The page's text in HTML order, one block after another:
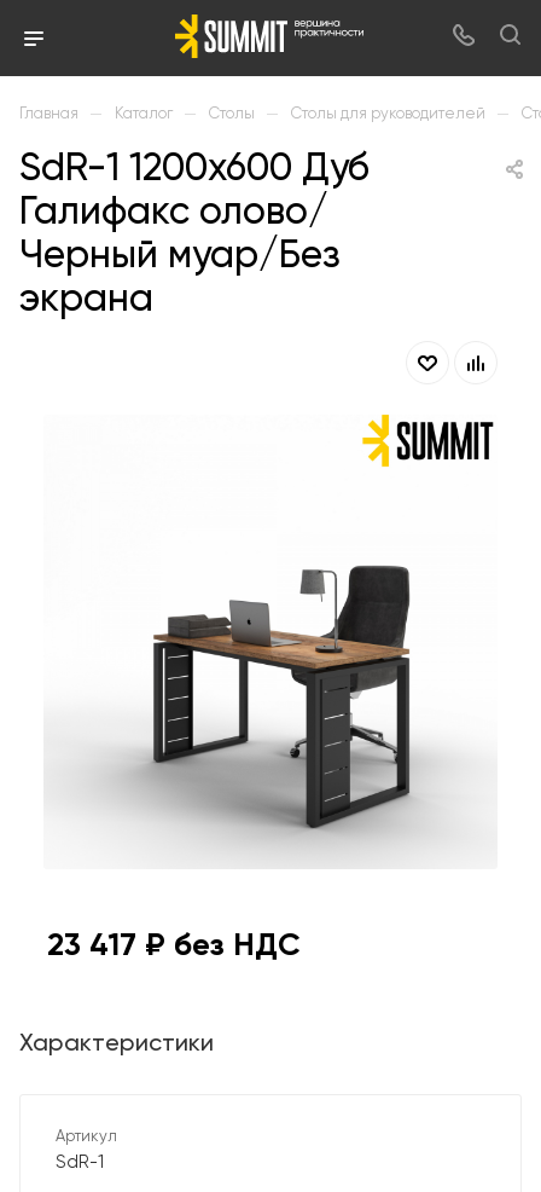
Главная — Каталог — Столы — Столы для руководителей —
SdR-1 1200х600 Дуб
Галифакс олово/
Черный муар/Без
экрана
23 417 ₽ без НДС
Характеристики
Артикул
SdR-1